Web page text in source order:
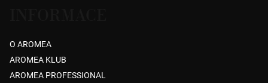
O AROMEA
AROMEA KLUB
AROMEA PROFESSIONAL